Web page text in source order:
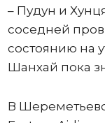
– Пудун и
соседней
состоянию на
Шанхай пока
В